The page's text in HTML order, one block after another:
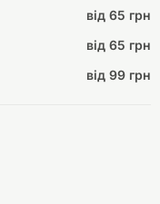
від 65 грн
від 65 грн
від 99 грн